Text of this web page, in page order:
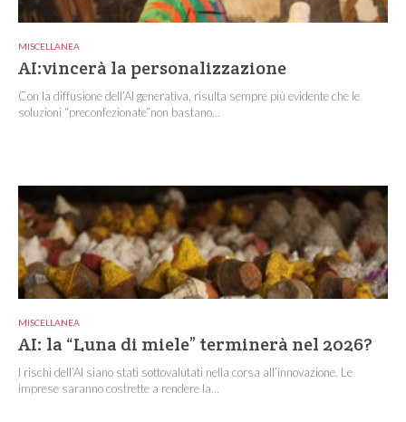
MISCELLANEA
AI:vincerà la personalizzazione
Con la diffusione dell’AI generativa, risulta sempre più evidente che le
soluzioni “preconfezionate”non bastano...
MISCELLANEA
AI: la “Luna di miele” terminerà nel 2026?
I rischi dell’AI siano stati sottovalutati nella corsa all’innovazione. Le
imprese saranno costrette a rendere la...